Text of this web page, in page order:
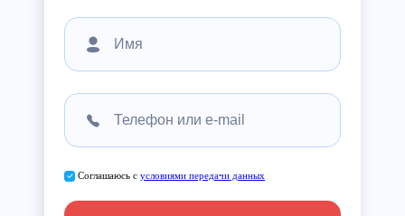
Соглашаюсь с условиями передачи данных